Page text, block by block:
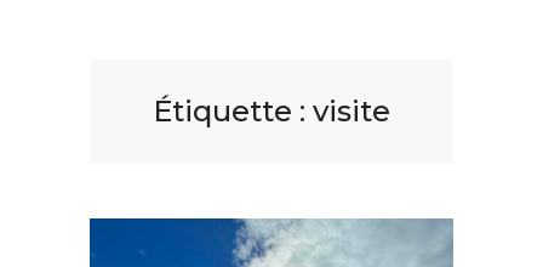
Étiquette : visite